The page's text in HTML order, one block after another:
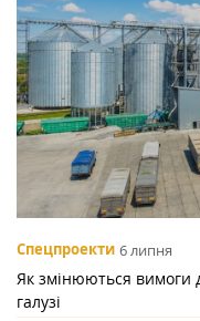
Спецпроекти 6 липня
Як змінюються вимоги
галузі